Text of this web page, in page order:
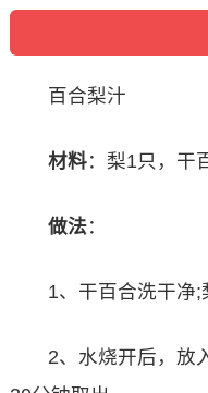
百合梨汁
材料：梨1只，干
做法：
1、干百合洗干净;
2、水烧开后，放